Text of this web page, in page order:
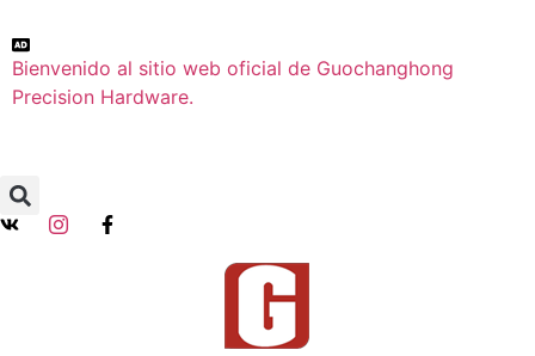
Bienvenido al sitio web oficial de Guochanghong
Precision Hardware.